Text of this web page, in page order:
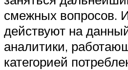
смежных вопросов.
действуют на
аналитики,
категорией